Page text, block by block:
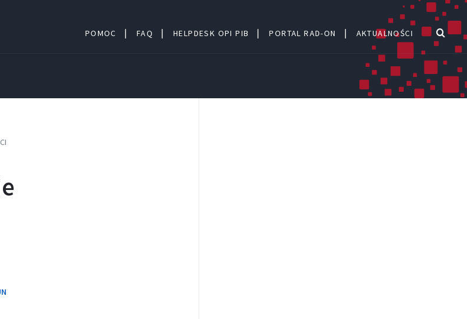
POMOC FAQ HELPDESK OPI PIB PORTAL RAD-ON AKTUALNOŚCI